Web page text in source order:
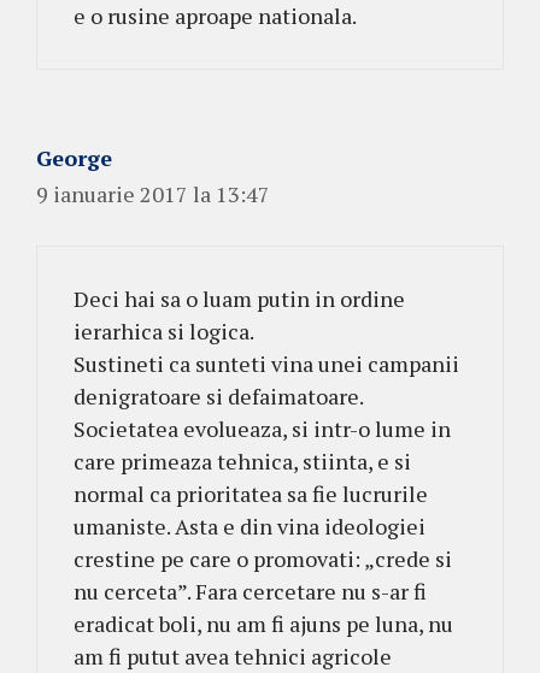
e o rusine aproape nationala.
George
9 ianuarie 2017 la 13:47
Deci hai sa o luam putin in ordine
ierarhica si logica.
Sustineti ca sunteti vina unei campanii
denigratoare si defaimatoare.
Societatea evolueaza, si intr-o lume in
care primeaza tehnica, stiinta, e si
normal ca prioritatea sa fie lucrurile
umaniste. Asta e din vina ideologiei
crestine pe care o promovati: „crede si
nu cerceta”. Fara cercetare nu s-ar fi
eradicat boli, nu am fi ajuns pe luna, nu
am fi putut avea tehnici agricole